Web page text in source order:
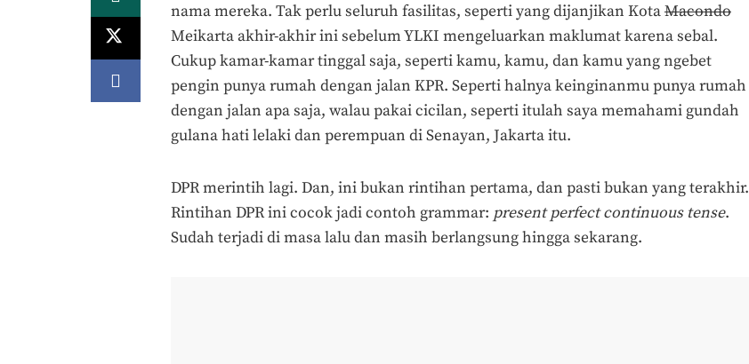
nama mereka. Tak perlu seluruh fasilitas, seperti yang dijanjikan KotaMacondo
Meikarta akhir-akhir ini sebelum YLKI mengeluarkan maklumat karena sebal.
Cukup kamar-kamar tinggal saja, seperti kamu, kamu, dan kamu yang ngebet
pengin punya rumah dengan jalan KPR. Seperti halnya keinginanmu punya rumah
dengan jalan apa saja, walau pakai cicilan, seperti itulah saya memahami gundah
gulana hati lelaki dan perempuan di Senayan, Jakarta itu.
DPR merintih lagi. Dan, ini bukan rintihan pertama, dan pasti bukan yang terakhir.
Rintihan DPR ini cocok jadi contoh grammar: present perfect continuous tense.
Sudah terjadi di masa lalu dan masih berlangsung hingga sekarang.